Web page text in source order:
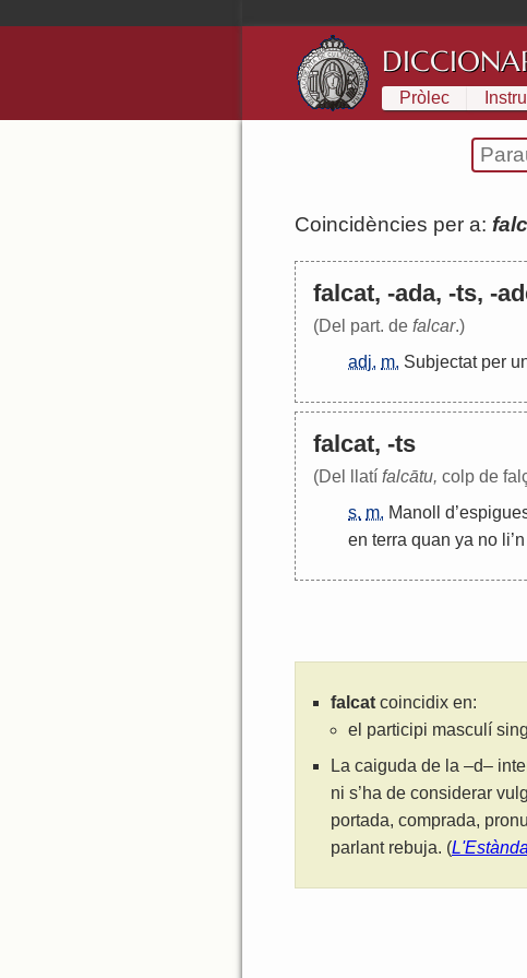
Pròlec
Coincidències per a:
falcat, -ada, -ts, -
(Del part. de falcar.)
adj. m. Subjectat per
falcat, -ts
(Del llatí falcātu, colp de
s. m. Manoll d’
en terra quan ya no li’n
falcat coincidix en:
el participi masculí
La caiguda de la –d–
ni s’ha de considerar
portada, comprada,
parlant rebuja. (